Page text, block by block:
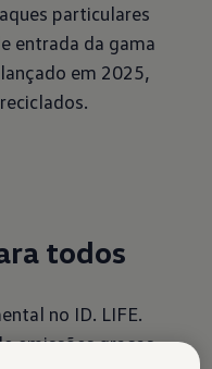
particulares
entrada da gama
em 2025,
todos
no ID. LIFE.
emissões graças